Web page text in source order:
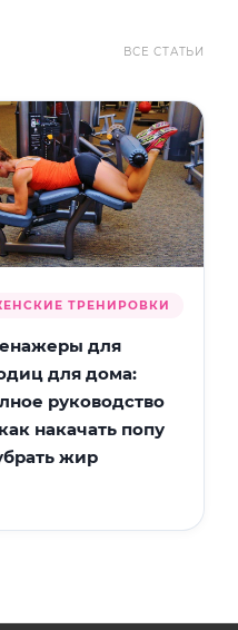
ВСЕ СТАТЬИ
ТРЕНИРОВКИ
для
для дома:
руководство
накачать попу
жир